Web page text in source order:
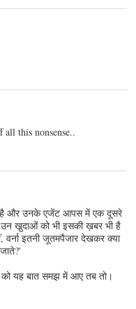
this nonsense..
है और उनके एजेंट आपस में एक दूसरे
खु़दाओं को भी इसकी ख़बर भी है
वर्ना इतनी जूतमपैजार देखकर क्या
को यह बात समझ में आए तब तो।